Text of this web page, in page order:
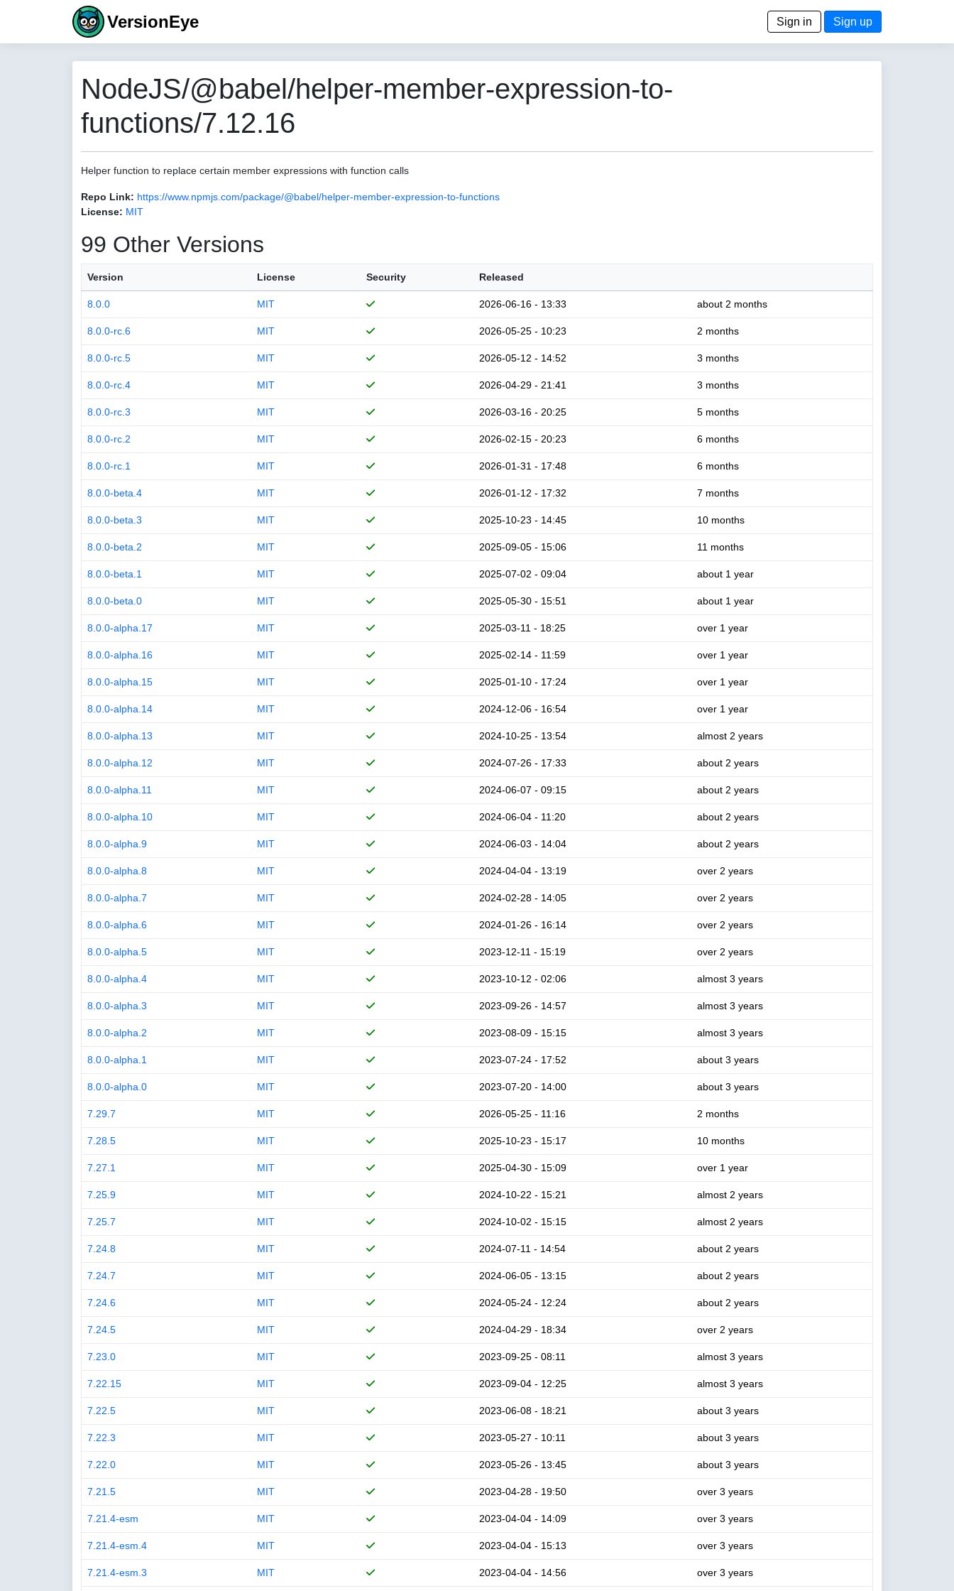
VersionEye Sign in Sign up
NodeJS/@babel/helper-member-expression-to-
functions/7.12.16
Helper function to replace certain member expressions with function calls
Repo Link: https://www.npmjs.com/package/@babel/helper-member-expression-to-functions
License: MIT
99 Other Versions
Version License Security Released
8.0.0 MIT 2026-06-16 - 13:33 about 2 months
8.0.0-rc.6 MIT 2026-05-25 - 10:23 2 months
8.0.0-rc.5 MIT 2026-05-12 - 14:52 3 months
8.0.0-rc.4 MIT 2026-04-29 - 21:41 3 months
8.0.0-rc.3 MIT 2026-03-16 - 20:25 5 months
8.0.0-rc.2 MIT 2026-02-15 - 20:23 6 months
8.0.0-rc.1 MIT 2026-01-31 - 17:48 6 months
8.0.0-beta.4 MIT 2026-01-12 - 17:32 7 months
8.0.0-beta.3 MIT 2025-10-23 - 14:45 10 months
8.0.0-beta.2 MIT 2025-09-05 - 15:06 11 months
8.0.0-beta.1 MIT 2025-07-02 - 09:04 about 1 year
8.0.0-beta.0 MIT 2025-05-30 - 15:51 about 1 year
8.0.0-alpha.17 MIT 2025-03-11 - 18:25 over 1 year
8.0.0-alpha.16 MIT 2025-02-14 - 11:59 over 1 year
8.0.0-alpha.15 MIT 2025-01-10 - 17:24 over 1 year
8.0.0-alpha.14 MIT 2024-12-06 - 16:54 over 1 year
8.0.0-alpha.13 MIT 2024-10-25 - 13:54 almost 2 years
8.0.0-alpha.12 MIT 2024-07-26 - 17:33 about 2 years
8.0.0-alpha.11 MIT 2024-06-07 - 09:15 about 2 years
8.0.0-alpha.10 MIT 2024-06-04 - 11:20 about 2 years
8.0.0-alpha.9 MIT 2024-06-03 - 14:04 about 2 years
8.0.0-alpha.8 MIT 2024-04-04 - 13:19 over 2 years
8.0.0-alpha.7 MIT 2024-02-28 - 14:05 over 2 years
8.0.0-alpha.6 MIT 2024-01-26 - 16:14 over 2 years
8.0.0-alpha.5 MIT 2023-12-11 - 15:19 over 2 years
8.0.0-alpha.4 MIT 2023-10-12 - 02:06 almost 3 years
8.0.0-alpha.3 MIT 2023-09-26 - 14:57 almost 3 years
8.0.0-alpha.2 MIT 2023-08-09 - 15:15 almost 3 years
8.0.0-alpha.1 MIT 2023-07-24 - 17:52 about 3 years
8.0.0-alpha.0 MIT 2023-07-20 - 14:00 about 3 years
7.29.7 MIT 2026-05-25 - 11:16 2 months
7.28.5 MIT 2025-10-23 - 15:17 10 months
7.27.1 MIT 2025-04-30 - 15:09 over 1 year
7.25.9 MIT 2024-10-22 - 15:21 almost 2 years
7.25.7 MIT 2024-10-02 - 15:15 almost 2 years
7.24.8 MIT 2024-07-11 - 14:54 about 2 years
7.24.7 MIT 2024-06-05 - 13:15 about 2 years
7.24.6 MIT 2024-05-24 - 12:24 about 2 years
7.24.5 MIT 2024-04-29 - 18:34 over 2 years
7.23.0 MIT 2023-09-25 - 08:11 almost 3 years
7.22.15 MIT 2023-09-04 - 12:25 almost 3 years
7.22.5 MIT 2023-06-08 - 18:21 about 3 years
7.22.3 MIT 2023-05-27 - 10:11 about 3 years
7.22.0 MIT 2023-05-26 - 13:45 about 3 years
7.21.5 MIT 2023-04-28 - 19:50 over 3 years
7.21.4-esm MIT 2023-04-04 - 14:09 over 3 years
7.21.4-esm.4 MIT 2023-04-04 - 15:13 over 3 years
7.21.4-esm.3 MIT 2023-04-04 - 14:56 over 3 years